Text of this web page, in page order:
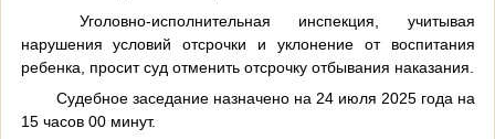
Уголовно-исполнительная инспекция, учитывая
нарушения условий отсрочки и уклонение от воспитания
ребенка, просит суд отменить отсрочку отбывания наказания.
Судебное заседание назначено на 24 июля 2025 года на
15 часов 00 минут.